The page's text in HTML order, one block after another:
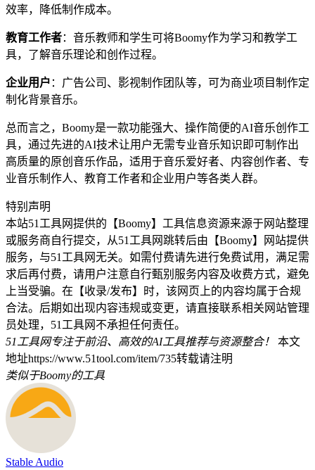
效率，降低制作成本。
教育工作者：音乐教师和学生可将Boomy作为学习和教学工
具，了解音乐理论和创作过程。
企业用户 ：广告公司、影视制作团队等，可为商业项目制作定
制化背景音乐。
总而言之，Boomy是一款功能强大、操作简便的AI音乐创作工
具，通过先进的AI技术让用户无需专业音乐知识即可制作出
高质量的原创音乐作品，适用于音乐爱好者、内容创作者、专
业音乐制作人、教育工作者和企业用户等各类人群。
特别声明
本站51工具网提供的【Boomy】工具信息资源来源于网站整理
或服务商自行提交，从51工具网跳转后由【Boomy】网站提供
服务，与51工具网无关。如需付费请先进行免费试用，满足需
求后再付费，请用户注意自行甄别服务内容及收费方式，避免
上当受骗。在【收录/发布】时，该网页上的内容均属于合规
合法。后期如出现内容违规或变更，请直接联系相关网站管理
员处理，51工具网不承担任何责任。
51工具网专注于前沿、高效的AI工具推荐与资源整合！
本文
地址https://www.51tool.com/item/735转载请注明
类似于Boomy的工具
Stable Audio